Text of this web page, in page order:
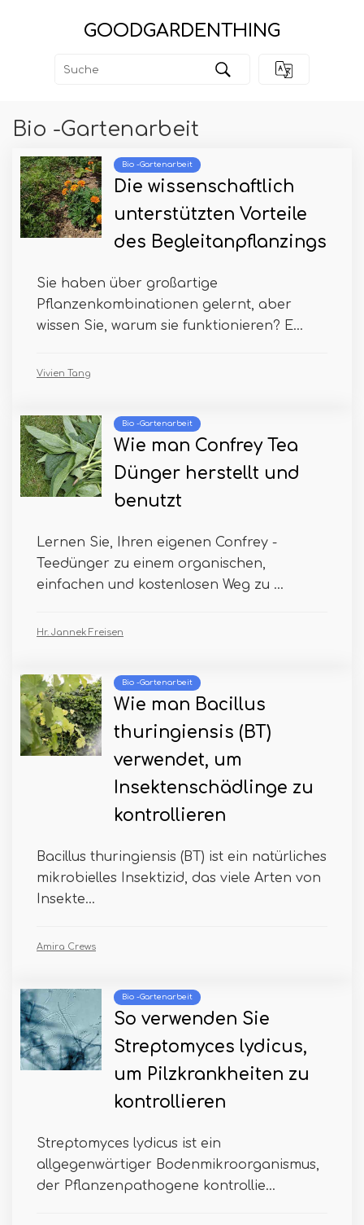
GOODGARDENTHING
Bio -Gartenarbeit
Bio -Gartenarbeit
Die wissenschaftlich
unterstützten Vorteile
des Begleitanpflanzings
Sie haben über großartige
Pflanzenkombinationen gelernt, aber
wissen Sie, warum sie funktionieren? E...
Vivien Tang
Bio -Gartenarbeit
Wie man Confrey Tea
Dünger herstellt und
benutzt
Lernen Sie, Ihren eigenen Confrey -
Teedünger zu einem organischen,
einfachen und kostenlosen Weg zu ...
Hr. Jannek Freisen
Bio -Gartenarbeit
Wie man Bacillus
thuringiensis (BT)
verwendet, um
Insektenschädlinge zu
kontrollieren
Bacillus thuringiensis (BT) ist ein natürliches
mikrobielles Insektizid, das viele Arten von
Insekte...
Amira Crews
Bio -Gartenarbeit
So verwenden Sie
Streptomyces lydicus,
um Pilzkrankheiten zu
kontrollieren
Streptomyces lydicus ist ein
allgegenwärtiger Bodenmikroorganismus,
der Pflanzenpathogene kontrollie...